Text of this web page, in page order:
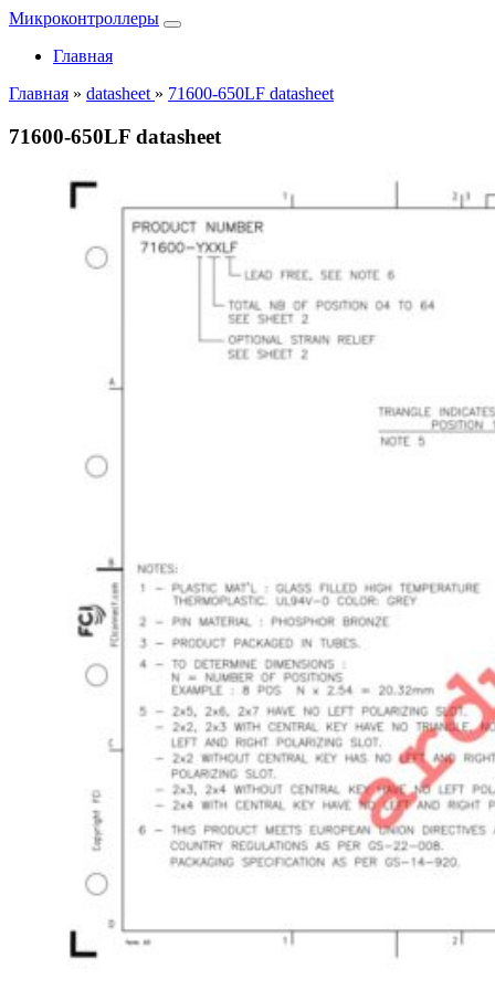
Микроконтроллеры
Главная
Главная » datasheet » 71600-650LF datasheet
71600-650LF datasheet